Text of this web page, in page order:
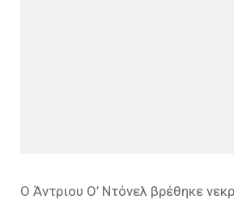
Ο Άντριου Ο’ Ντόνελ βρέθηκε